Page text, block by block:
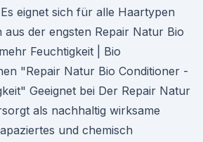
eignet sich für alle Haartypen
aus der engsten Repair Natur Bio
Feuchtigkeit | Bio
"Repair Natur Bio Conditioner -
Geeignet bei Der Repair Natur
als nachhaltig wirksame
und chemisch